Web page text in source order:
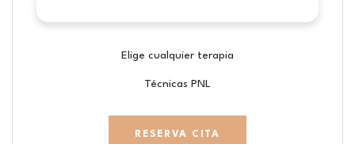
Elige cualquier terapia
Técnicas PNL
RESERVA CITA